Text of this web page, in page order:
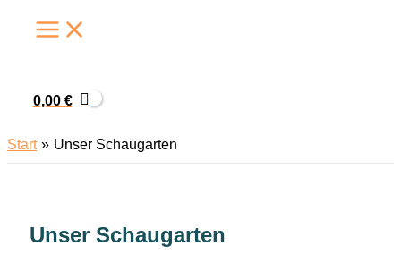
Inhalt
0,00 €
Start Unser Schaugarten
Unser Schaugarten